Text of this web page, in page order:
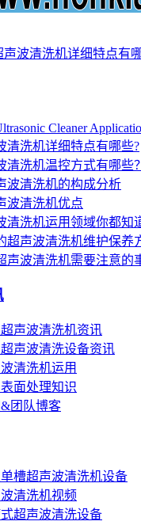
声波清洗机详细特点有
Cleaner
清洗机详细特点有哪些?
清洗机温控方式有哪些？
波清洗机的构成分析
波清洗机优点
清洗机运用领域你都知
超声波清洗机维护保养
声波清洗机需要注意的
声波清洗机资讯
声波清洗设备资讯
清洗机运用
面处理知识
团队博客
槽超声波清洗机设备
清洗机视频
超声波清洗设备